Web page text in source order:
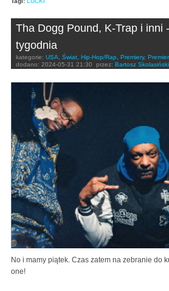
Tha Dogg Pound, K-Trap i inni
tygodnia
kategorie: USA Świat Hip-Hop/Rap Premiery,
dodano: 2024-05-31 21:30 przez: Bartosz Skolasiński
No i mamy piątek. Czas zatem na zebranie do
one!